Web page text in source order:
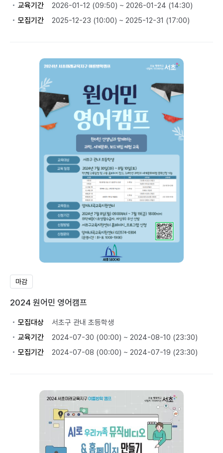
교육기간
2026-01-12 (09:50) ~ 2026-01-24 (14:30)
모집기간
2025-12-23 (10:00) ~ 2025-12-31 (17:00)
마감
2024 원어민 영어캠프
모집대상
서초구 관내 초등학생
교육기간
2024-07-30 (00:00) ~ 2024-08-10 (23:30)
모집기간
2024-07-08 (00:00) ~ 2024-07-19 (23:30)